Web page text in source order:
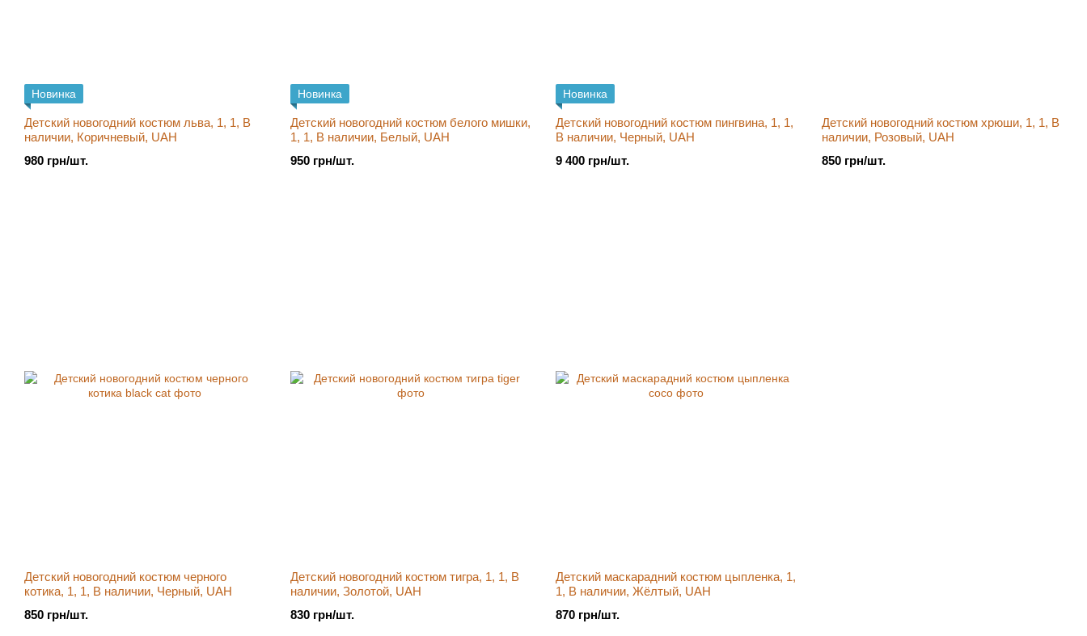
Новинка
Детский новогодний костюм льва, 1, 1, В
наличии, Коричневый, UAH
980 грн/шт.
Новинка
Детский новогодний костюм белого мишки,
1, 1, В наличии, Белый, UAH
950 грн/шт.
Новинка
Детский новогодний костюм пингвина, 1, 1,
В наличии, Черный, UAH
9 400 грн/шт.
Детский новогодний костюм хрюши, 1, 1, В
наличии, Розовый, UAH
850 грн/шт.
Детский новогодний костюм черного
котика, 1, 1, В наличии, Черный, UAH
850 грн/шт.
Детский новогодний костюм тигра, 1, 1, В
наличии, Золотой, UAH
830 грн/шт.
Детский маскарадний костюм цыпленка, 1,
1, В наличии, Жёлтый, UAH
870 грн/шт.